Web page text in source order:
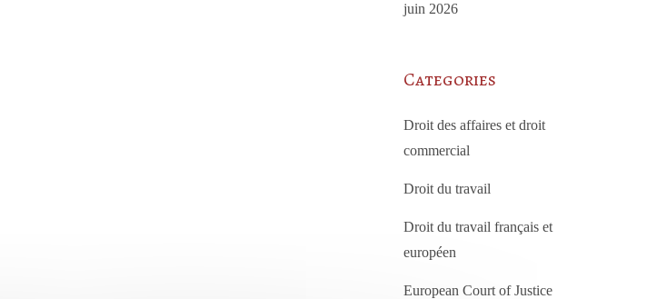
juin 2026
Categories
Droit des affaires et droit
commercial
Droit du travail
Droit du travail français et
européen
European Court of Justice